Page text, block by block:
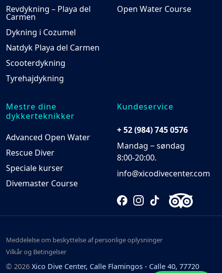
Revdykning – Playa del
Carmen
Dykning i Cozumel
Natdyk Playa del Carmen
Scooterdykning
Tyrehajdykning
Open Water Course
Mestre dine
dykkerteknikker
Advanced Open Water
Rescue Diver
Speciale kurser
Divemaster Course
Kundeservice
+ 52 (984) 745 0576
Mandag ‒ søndag
8:00-20:00.
info@xicodivecenter.com
Meddelelse om beskyttelse af personlige oplysninger
Vilkår og Betingelser
© 2026 Xico Dive Center, Calle Flamingos - Calle 40, 77720